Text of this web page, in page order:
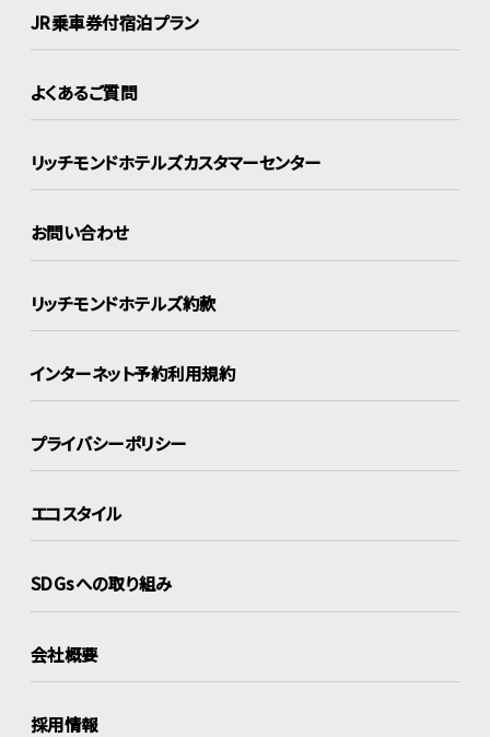
JR乗車券付宿泊プラン
よくあるご質問
リッチモンドホテルズカスタマーセンター
お問い合わせ
リッチモンドホテルズ約款
インターネット予約利用規約
プライバシーポリシー
エコスタイル
SDGsへの取り組み
会社概要
採用情報